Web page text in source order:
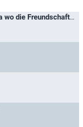
Da wo die Berge sind / Da wo die Freundschaft zählt